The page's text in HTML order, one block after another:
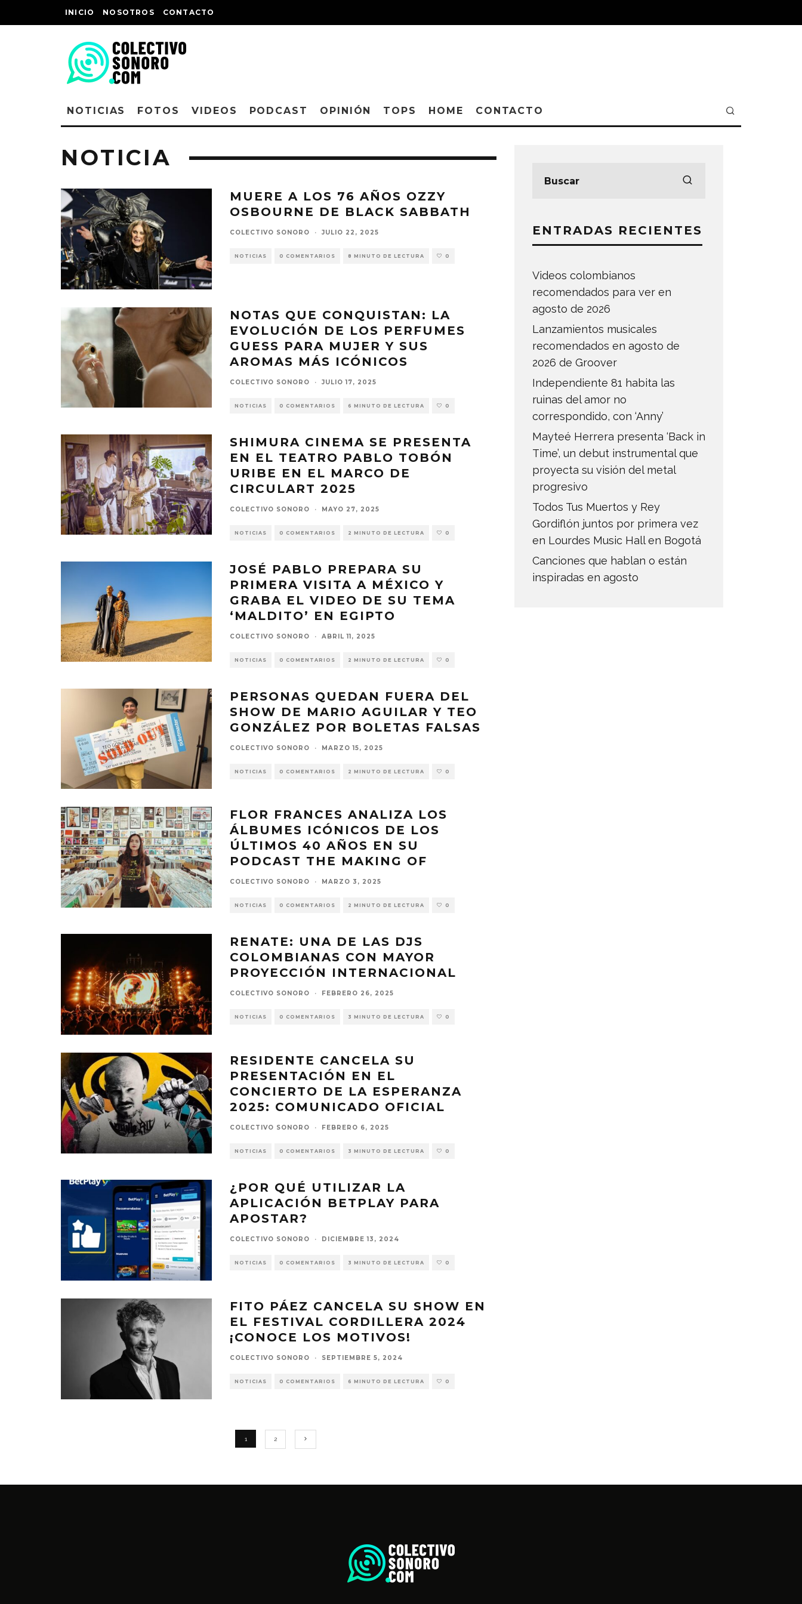
INICIO NOSOTROS CONTACTO
NOTICIAS FOTOS VIDEOS PODCAST OPINIÓN TOPS HOME CONTACTO
NOTICIA
MUERE A LOS 76 AÑOS OZZY
OSBOURNE DE BLACK SABBATH
COLECTIVO SONORO · JULIO 22, 2025
NOTICIAS 0 COMENTARIOS 8 MINUTO DE LECTURA 0
NOTAS QUE CONQUISTAN: LA
EVOLUCIÓN DE LOS PERFUMES
GUESS PARA MUJER Y SUS
AROMAS MÁS ICÓNICOS
COLECTIVO SONORO · JULIO 17, 2025
NOTICIAS 0 COMENTARIOS 6 MINUTO DE LECTURA 0
SHIMURA CINEMA SE PRESENTA
EN EL TEATRO PABLO TOBÓN
URIBE EN EL MARCO DE
CIRCULART 2025
COLECTIVO SONORO · MAYO 27, 2025
NOTICIAS 0 COMENTARIOS 2 MINUTO DE LECTURA 0
JOSÉ PABLO PREPARA SU
PRIMERA VISITA A MÉXICO Y
GRABA EL VIDEO DE SU TEMA
‘MALDITO’ EN EGIPTO
COLECTIVO SONORO · ABRIL 11, 2025
NOTICIAS 0 COMENTARIOS 2 MINUTO DE LECTURA 0
PERSONAS QUEDAN FUERA DEL
SHOW DE MARIO AGUILAR Y TEO
GONZÁLEZ POR BOLETAS FALSAS
COLECTIVO SONORO · MARZO 15, 2025
NOTICIAS 0 COMENTARIOS 2 MINUTO DE LECTURA 0
FLOR FRANCES ANALIZA LOS
ÁLBUMES ICÓNICOS DE LOS
ÚLTIMOS 40 AÑOS EN SU
PODCAST THE MAKING OF
COLECTIVO SONORO · MARZO 3, 2025
NOTICIAS 0 COMENTARIOS 2 MINUTO DE LECTURA 0
RENATE: UNA DE LAS DJS
COLOMBIANAS CON MAYOR
PROYECCIÓN INTERNACIONAL
COLECTIVO SONORO · FEBRERO 26, 2025
NOTICIAS 0 COMENTARIOS 3 MINUTO DE LECTURA 0
RESIDENTE CANCELA SU
PRESENTACIÓN EN EL
CONCIERTO DE LA ESPERANZA
2025: COMUNICADO OFICIAL
COLECTIVO SONORO · FEBRERO 6, 2025
NOTICIAS 0 COMENTARIOS 3 MINUTO DE LECTURA 0
¿POR QUÉ UTILIZAR LA
APLICACIÓN BETPLAY PARA
APOSTAR?
COLECTIVO SONORO · DICIEMBRE 13, 2024
NOTICIAS 0 COMENTARIOS 3 MINUTO DE LECTURA 0
FITO PÁEZ CANCELA SU SHOW EN
EL FESTIVAL CORDILLERA 2024
¡CONOCE LOS MOTIVOS!
COLECTIVO SONORO · SEPTIEMBRE 5, 2024
NOTICIAS 0 COMENTARIOS 6 MINUTO DE LECTURA 0
1 2
ENTRADAS RECIENTES
Videos colombianos
recomendados para ver en
agosto de 2026
Lanzamientos musicales
recomendados en agosto de
2026 de Groover
Independiente 81 habita las
ruinas del amor no
correspondido, con ‘Anny’
Mayteé Herrera presenta ‘Back in
Time’, un debut instrumental que
proyecta su visión del metal
progresivo
Todos Tus Muertos y Rey
Gordiflón juntos por primera vez
en Lourdes Music Hall en Bogotá
Canciones que hablan o están
inspiradas en agosto